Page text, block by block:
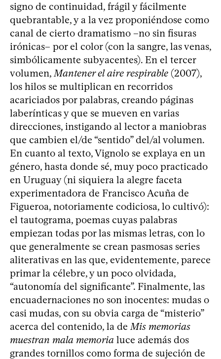
signo de continuidad, frágil y fácilmente
quebrantable, y a la vez proponiéndose como
canal de cierto dramatismo –no sin fisuras
irónicas– por el color (con la sangre, las venas,
simbólicamente subyacentes). En el tercer
volumen,Mantener el aire respirable (2007),
los hilos se multiplican en recorridos
acariciados por palabras, creando páginas
laberínticas y que se mueven en varias
direcciones, instigando al lector a maniobras
que cambien el/de “sentido” del/al volumen.
En cuanto al texto, Vignolo se explaya en un
género, hasta donde sé, muy poco practicado
en Uruguay (ni siquiera la alegre faceta
experimentadora de Francisco Acuña de
Figueroa, notoriamente codiciosa, lo cultivó):
el tautograma, poemas cuyas palabras
empiezan todas por las mismas letras, con lo
que generalmente se crean pasmosas series
aliterativas en las que, evidentemente, parece
primar la célebre, y un poco olvidada,
“autonomía del significante”. Finalmente, las
encuadernaciones no son inocentes: mudas o
casi mudas, con su obvia carga de “misterio”
acerca del contenido, la deMis memorias
muestran mala memoria luce además dos
grandes tornillos como forma de sujeción de